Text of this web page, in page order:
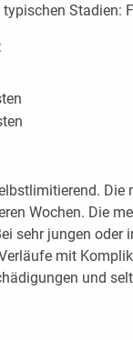
Stadien:
Die
Wochen. Die
sehr jungen
mit
und